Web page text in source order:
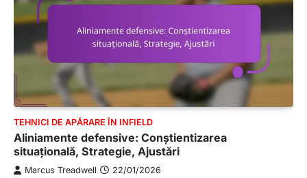
TEHNICI DE APĂRARE ÎN INFIELD
Aliniamente defensive: Conștientizarea
situațională, Strategie, Ajustări
Marcus Treadwell 22/01/2026